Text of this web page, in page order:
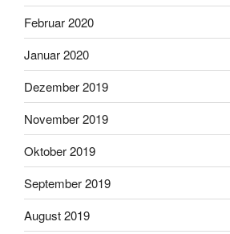
Februar 2020
Januar 2020
Dezember 2019
November 2019
Oktober 2019
September 2019
August 2019